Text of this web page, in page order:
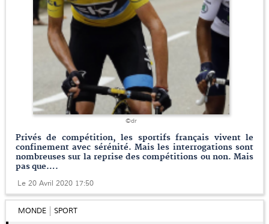
©dr
Privés de compétition, les sportifs français vivent le
confinement avec sérénité. Mais les interrogations sont
nombreuses sur la reprise des compétitions ou non. Mais
pas que….
Le 20 Avril 2020 17:50
MONDE SPORT